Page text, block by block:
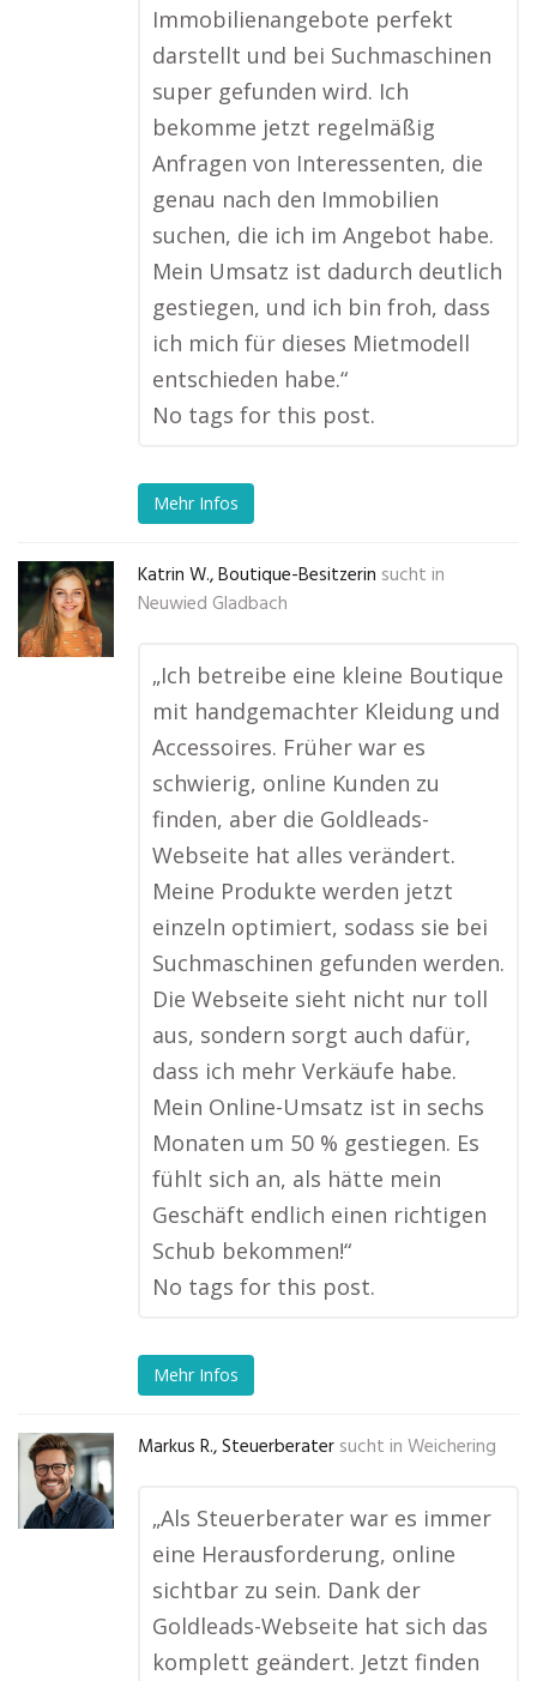
Immobilienangebote perfekt
darstellt und bei Suchmaschinen
super gefunden wird. Ich
bekomme jetzt regelmäßig
Anfragen von Interessenten, die
genau nach den Immobilien
suchen, die ich im Angebot habe.
Mein Umsatz ist dadurch deutlich
gestiegen, und ich bin froh, dass
ich mich für dieses Mietmodell
entschieden habe.“
No tags for this post.
Mehr Infos
Katrin W., Boutique-Besitzerin sucht in
Neuwied Gladbach
„Ich betreibe eine kleine Boutique
mit handgemachter Kleidung und
Accessoires. Früher war es
schwierig, online Kunden zu
finden, aber die Goldleads-
Webseite hat alles verändert.
Meine Produkte werden jetzt
einzeln optimiert, sodass sie bei
Suchmaschinen gefunden werden.
Die Webseite sieht nicht nur toll
aus, sondern sorgt auch dafür,
dass ich mehr Verkäufe habe.
Mein Online-Umsatz ist in sechs
Monaten um 50 % gestiegen. Es
fühlt sich an, als hätte mein
Geschäft endlich einen richtigen
Schub bekommen!“
No tags for this post.
Mehr Infos
Markus R., Steuerberater sucht in Weichering
„Als Steuerberater war es immer
eine Herausforderung, online
sichtbar zu sein. Dank der
Goldleads-Webseite hat sich das
komplett geändert. Jetzt finden